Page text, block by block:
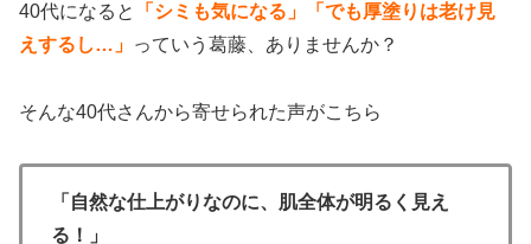
40代になると
「シミも気になる」「でも厚塗りは老け見
えするし…」 っていう葛藤、ありませんか？
そんな40代さんから寄せられた声がこちら
「自然な仕上がりなのに、肌全体が明るく見え
る！」